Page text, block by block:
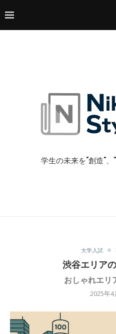
学生の未来を"創造"
大学入試
渋谷エリア
おしゃれエリ
2025年4